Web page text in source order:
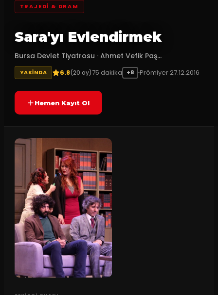
TRAJEDI & DRAM
Sara'yı Evlendirmek
Bursa Devlet Tiyatrosu · Ahmet Vefik Paş...
YAKINDA 6.8(20 oy)75 dakika +8 Prömiyer 27.12.2016
Hemen Kayıt Ol